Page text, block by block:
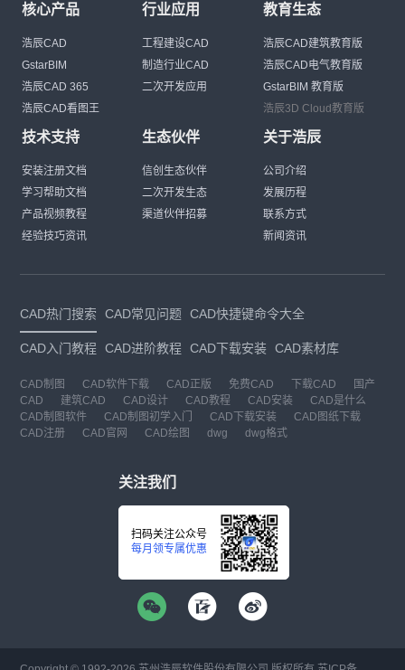
核心产品
浩辰CAD
GstarBIM
浩辰CAD 365
浩辰CAD看图王
行业应用
工程建设CAD
制造行业CAD
二次开发应用
教育生态
浩辰CAD建筑教育版
浩辰CAD电气教育版
GstarBIM 教育版
浩辰3D Cloud教育版
技术支持
安装注册文档
学习帮助文档
产品视频教程
经验技巧资讯
生态伙伴
信创生态伙伴
二次开发生态
渠道伙伴招募
关于浩辰
公司介绍
发展历程
联系方式
新闻资讯
CAD热门搜索 CAD常见问题 CAD快捷键命令大全
CAD入门教程 CAD进阶教程 CAD下载安装 CAD素材库
CAD制图 CAD软件下载 CAD正版 免费CAD 下载CAD
国产
CAD
建筑CAD CAD设计 CAD教程 CAD安装
CAD是什么
CAD制图软件
CAD制图初学入门 CAD下载安装
CAD图纸下载
CAD注册
CAD官网 CAD绘图 dwg dwg格式
关注我们
扫码关注公众号
每月领专属优惠